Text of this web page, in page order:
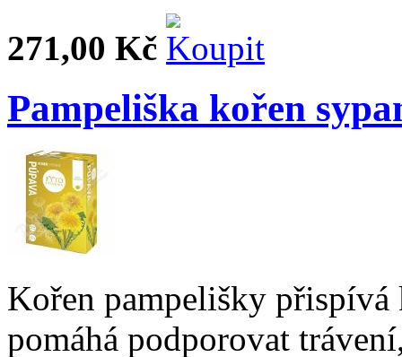
271,00 Kč
Pampeliška kořen
Kořen pampelišky
pomáhá podporovat